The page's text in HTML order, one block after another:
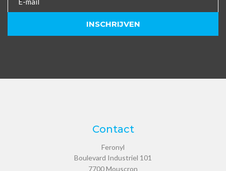
Contact
Feronyl
Boulevard Industriel 101
7700Mouscron